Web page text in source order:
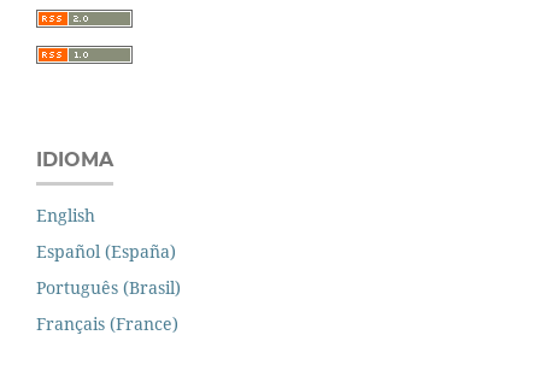
IDIOMA
English
Español (España)
Português (Brasil)
Français (France)